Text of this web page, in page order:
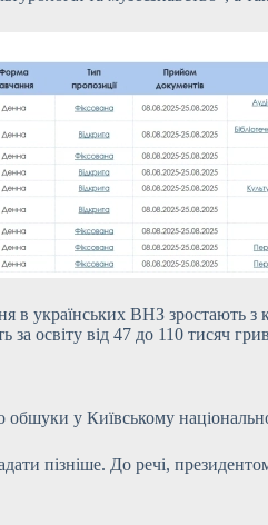
в українських ВНЗ зростають
за освіту від 47 до 110 тисяч
у Київському
пізніше. До речі,